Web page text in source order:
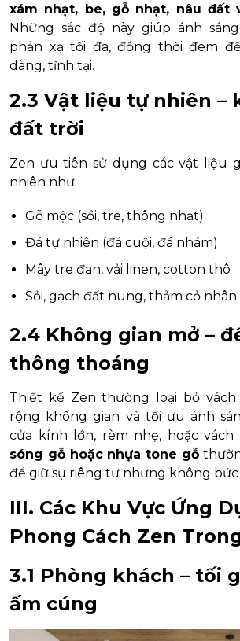
xám nhạt, be, gỗ nhạt, nâu đất
Những sắc độ này giúp ánh
phản xạ tối đa, đồng thời đem
dàng, tĩnh tại.
2.3 Vật liệu tự nhiên –
đất trời
Zen ưu tiên sử dụng các vật liệu
nhiên như:
Gỗ mộc (sồi, tre, thông nhạt)
Đá tự nhiên (đá cuội, đá nhám)
Mây tre đan, vải linen, cotton thô
Sỏi, gạch đất nung, thảm cỏ nhân
2.4 Không gian mở –
thông thoáng
Thiết kế Zen thường loại bỏ
rộng không gian và tối ưu ánh
cửa kính lớn, rèm nhẹ, hoặc vách
sóng gỗ hoặc nhựa tone gỗ
để giữ sự riêng tư nhưng không bức
III. Các Khu Vực Ứng
Phong Cách Zen
3.1 Phòng khách – tối
ấm cúng